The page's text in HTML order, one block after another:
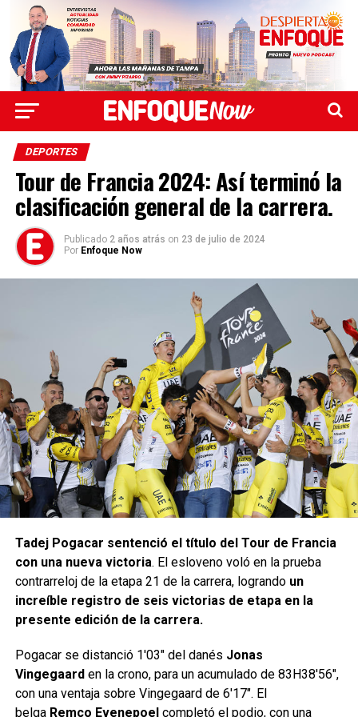
DEPORTES
Tour de Francia 2024: Así terminó la
clasificación general de la carrera.
Publicado 2 años atrás on 23 de julio de 2024
Por Enfoque Now
Tadej Pogacar sentenció el título del Tour de Francia
con una nueva victoria. El esloveno voló en la prueba
contrarreloj de la etapa 21 de la carrera, logrando un
increíble registro de seis victorias de etapa en la
presente edición de la carrera.
Pogacar se distanció 1′03″ del danés Jonas
Vingegaard en la crono, para un acumulado de 83H38′56″,
con una ventaja sobre Vingegaard de 6′17″. El
belga Remco Evenepoel completó el podio, con una